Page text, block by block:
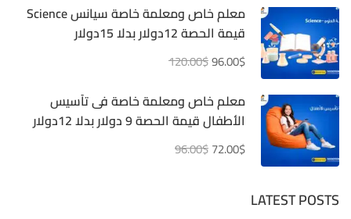
معلم خاص ومعلمة خاصة سيانس Science
قيمة الحصة 12دولار بدلا 15دولار
120.00$96.00$
معلم خاص ومعلمة خاصة فى تأسيس
الأطفال قيمة الحصة 9 دولار بدلا 12دولار
96.00$72.00$
LATEST POSTS